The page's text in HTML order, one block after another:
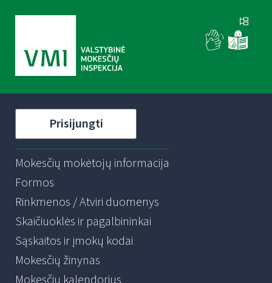
Prisijungti
Mokesčių mokėtojų informacija
Formos
Rinkmenos / Atviri duomenys
Skaičiuoklės ir pagalbininkai
Sąskaitos ir įmokų kodai
Mokesčių žinynas